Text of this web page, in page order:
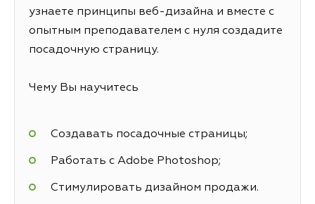
узнаете принципы веб-дизайна и вместе с
опытным преподавателем с нуля создадите
посадочную страницу.
Чему Вы научитесь
Создавать посадочные страницы;
Работать с Adobe Photoshop;
Стимулировать дизайном продажи.